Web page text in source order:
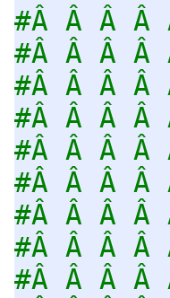
#Â Â Â
#Â Â Â Â
#Â Â Â Â
#Â Â Â
#Â Â Â Â
#Â Â Â Â
#Â Â Â
#Â Â Â Â
#Â Â Â Â